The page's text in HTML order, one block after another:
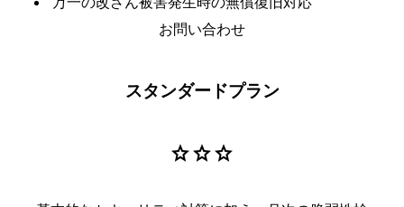
お問い合わせ
スタンダードプラン
starstarstar